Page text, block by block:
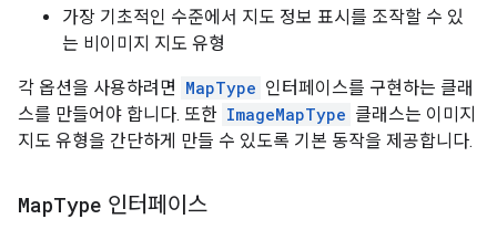
가장 기초적인 수준에서 지도 정보 표시를 조작할 수 있
는 비이미지 지도 유형
각 옵션을 사용하려면 MapType 인터페이스를 구현하는 클래
스를 만들어야 합니다. 또한 ImageMapType 클래스는 이미지
지도 유형을 간단하게 만들 수 있도록 기본 동작을 제공합니다.
MapType 인터페이스